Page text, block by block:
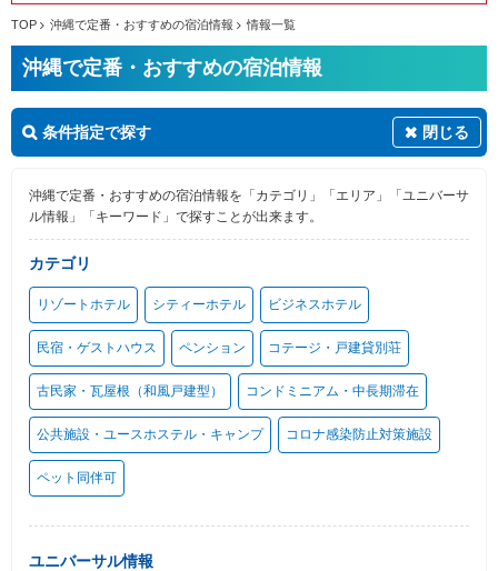
TOP 沖縄で定番・おすすめの宿泊情報 情報一覧
沖縄で定番・おすすめの宿泊情報
条件指定で探す 閉じる
沖縄で定番・おすすめの宿泊情報を「カテゴリ」「エリア」「ユニバーサ
ル情報」「キーワード」で探すことが出来ます。
カテゴリ
リゾートホテル シティーホテル ビジネスホテル
民宿・ゲストハウス ペンション コテージ・戸建貸別荘
古民家・瓦屋根（和風戸建型） コンドミニアム・中長期滞在
公共施設・ユースホステル・キャンプ コロナ感染防止対策施設
ペット同伴可
ユニバーサル情報